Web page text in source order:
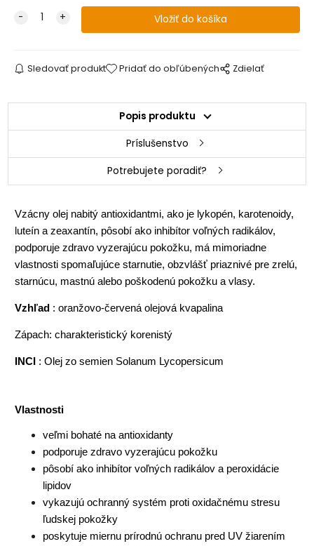
Sledovať produkt Pridať do obľúbených Zdielať
Popis produktu
Príslušenstvo
Potrebujete poradiť?
Vzácny olej nabitý antioxidantmi, ako je lykopén, karotenoidy,
luteín a zeaxantín, pôsobí ako inhibítor voľných radikálov,
podporuje zdravo vyzerajúcu pokožku, má mimoriadne
vlastnosti spomaľujúce starnutie, obzvlášť priaznivé pre zrelú,
starnúcu, mastnú alebo poškodenú pokožku a vlasy.
Vzhľad : oranžovo-červená olejová kvapalina
Zápach: charakteristický korenistý
INCI : Olej zo semien Solanum Lycopersicum
Vlastnosti
veľmi bohaté na antioxidanty
podporuje zdravo vyzerajúcu pokožku
pôsobí ako inhibítor voľných radikálov a peroxidácie
lipidov
vykazujú ochranný systém proti oxidačnému stresu
ľudskej pokožky
poskytuje miernu prírodnú ochranu pred UV žiarením